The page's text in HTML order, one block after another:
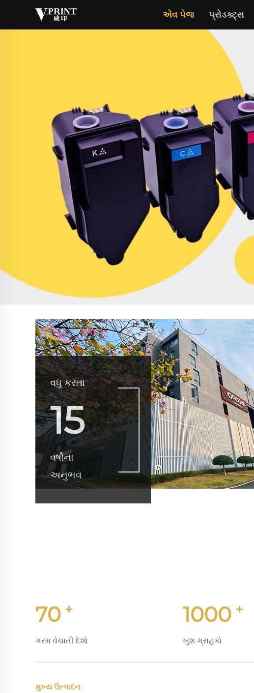
એવ પેજ પ્રોડક્ટ્સ
વધુ કરતા
15
વર્ષોના
અનુભવ
70 +
ગરમ વેચાતી દેશો
1000 +
ખુશ ગ્રાહકો
મુખ્ય ઉત્પાદન